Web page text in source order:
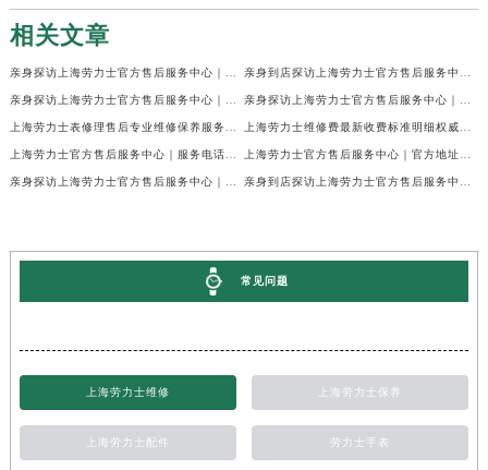
相关文章
亲身探访上海劳力士官方售后服务中心｜网点地址及官方热线（2026年7月最新） 亲身到店探访上海劳力士官方售后服务中心｜地址与联系电话（2026年7月最新）
亲身探访上海劳力士官方售后服务中心｜最新电话和详细维修地址（2026年7月最新） 亲身探访上海劳力士官方售后服务中心｜详细地址及售后服务电话（2026年7月最新）
上海劳力士表修理售后专业维修保养服务权威公示（2026年7月最新） 上海劳力士维修费最新收费标准明细权威公示（2026年7月最新）
上海劳力士官方售后服务中心｜服务电话及全部地址权威信息公示（2026年7月最新） 上海劳力士官方售后服务中心｜官方地址及服务热线权威信息公示（2026年7月最新）
亲身探访上海劳力士官方售后服务中心｜维修地址与24小时服务电话（2026年7月最新） 亲身到店探访上海劳力士官方售后服务中心｜最新维修地址与官方电话（2026年7月最新）
常见问题
上海劳力士维修 上海劳力士保养
上海劳力士配件 劳力士手表